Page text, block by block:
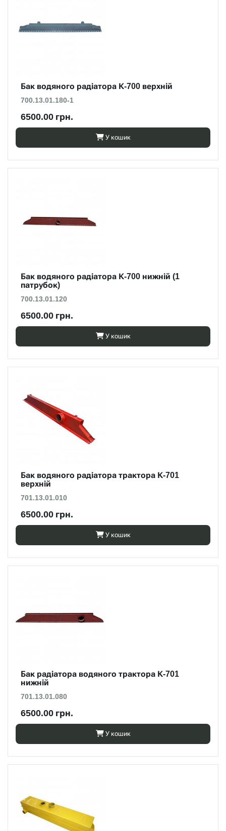
Бак водяного радіатора К-700 верхній
700.13.01.180-1
6500.00 грн.
У кошик
Бак водяного радіатора К-700 нижній (1
патрубок)
700.13.01.120
6500.00 грн.
У кошик
Бак водяного радіатора трактора К-701
верхній
701.13.01.010
6500.00 грн.
У кошик
Бак радіатора водяного трактора К-701
нижній
701.13.01.080
6500.00 грн.
У кошик